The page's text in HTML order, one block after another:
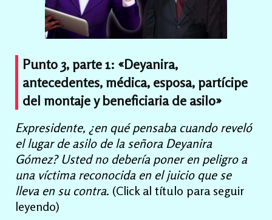
Punto 3, parte 1: «Deyanira,
antecedentes, médica, esposa, partícipe
del montaje y beneficiaria de asilo»
Expresidente, ¿en qué pensaba cuando reveló
el lugar de asilo de la señora Deyanira
Gómez? Usted no debería poner en peligro a
una víctima reconocida en el juicio que se
lleva en su contra. (Click al título para seguir
leyendo)